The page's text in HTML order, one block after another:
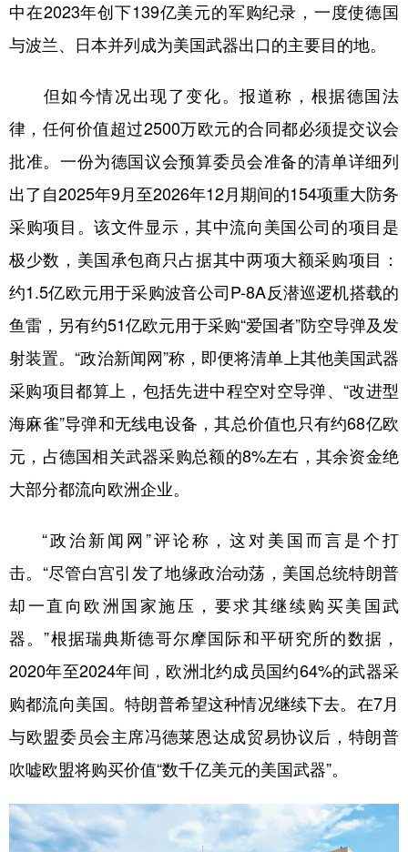
山东 河南 湖北 湖南
广东 广西 海南 重庆
四川 贵州 云南 西藏
陕西 甘肃 青海 宁夏
English Español Français عربى
Русский язык
中在2023年创下139亿美元的军购纪录，一度使德国
与波兰、日本并列成为美国武器出口的主要目的地。
但如今情况出现了变化。报道称，根据德国法
律，任何价值超过2500万欧元的合同都必须提交议会
批准。一份为德国议会预算委员会准备的清单详细列
出了自2025年9月至2026年12月期间的154项重大防务
采购项目。该文件显示，其中流向美国公司的项目是
极少数，美国承包商只占据其中两项大额采购项目：
约1.5亿欧元用于采购波音公司P-8A反潜巡逻机搭载的
鱼雷，另有约51亿欧元用于采购“爱国者”防空导弹及发
射装置。“政治新闻网”称，即便将清单上其他美国武器
采购项目都算上，包括先进中程空对空导弹、“改进型
海麻雀”导弹和无线电设备，其总价值也只有约68亿欧
元，占德国相关武器采购总额的8%左右，其余资金绝
大部分都流向欧洲企业。
“政治新闻网”评论称，这对美国而言是个打
击。“尽管白宫引发了地缘政治动荡，美国总统特朗普
却一直向欧洲国家施压，要求其继续购买美国武
器。”根据瑞典斯德哥尔摩国际和平研究所的数据，
2020年至2024年间，欧洲北约成员国约64%的武器采
购都流向美国。特朗普希望这种情况继续下去。在7月
与欧盟委员会主席冯德莱恩达成贸易协议后，特朗普
吹嘘欧盟将购买价值“数千亿美元的美国武器”。